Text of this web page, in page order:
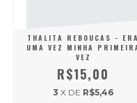
THALITA REBOUCAS - ERA
UMA VEZ MINHA
VEZ
R$15,00
3 X DE R$5,46